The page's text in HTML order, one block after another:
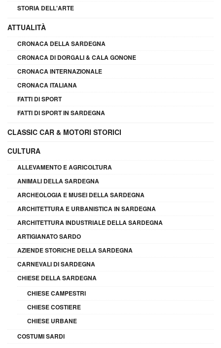
STORIA DELL'ARTE
ATTUALITÀ
CRONACA DELLA SARDEGNA
CRONACA DI DORGALI & CALA GONONE
CRONACA INTERNAZIONALE
CRONACA ITALIANA
FATTI DI SPORT
FATTI DI SPORT IN SARDEGNA
CLASSIC CAR & MOTORI STORICI
CULTURA
ALLEVAMENTO E AGRICOLTURA
ANIMALI DELLA SARDEGNA
ARCHEOLOGIA E MUSEI DELLA SARDEGNA
ARCHITETTURA E URBANISTICA IN SARDEGNA
ARCHITETTURA INDUSTRIALE DELLA SARDEGNA
ARTIGIANATO SARDO
AZIENDE STORICHE DELLA SARDEGNA
CARNEVALI DI SARDEGNA
CHIESE DELLA SARDEGNA
CHIESE CAMPESTRI
CHIESE COSTIERE
CHIESE URBANE
COSTUMI SARDI